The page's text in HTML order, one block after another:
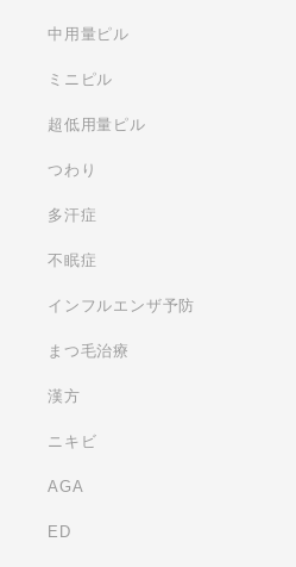
中用量ピル
ミニピル
超低用量ピル
つわり
多汗症
不眠症
インフルエンザ予防
まつ毛治療
漢方
ニキビ
AGA
ED